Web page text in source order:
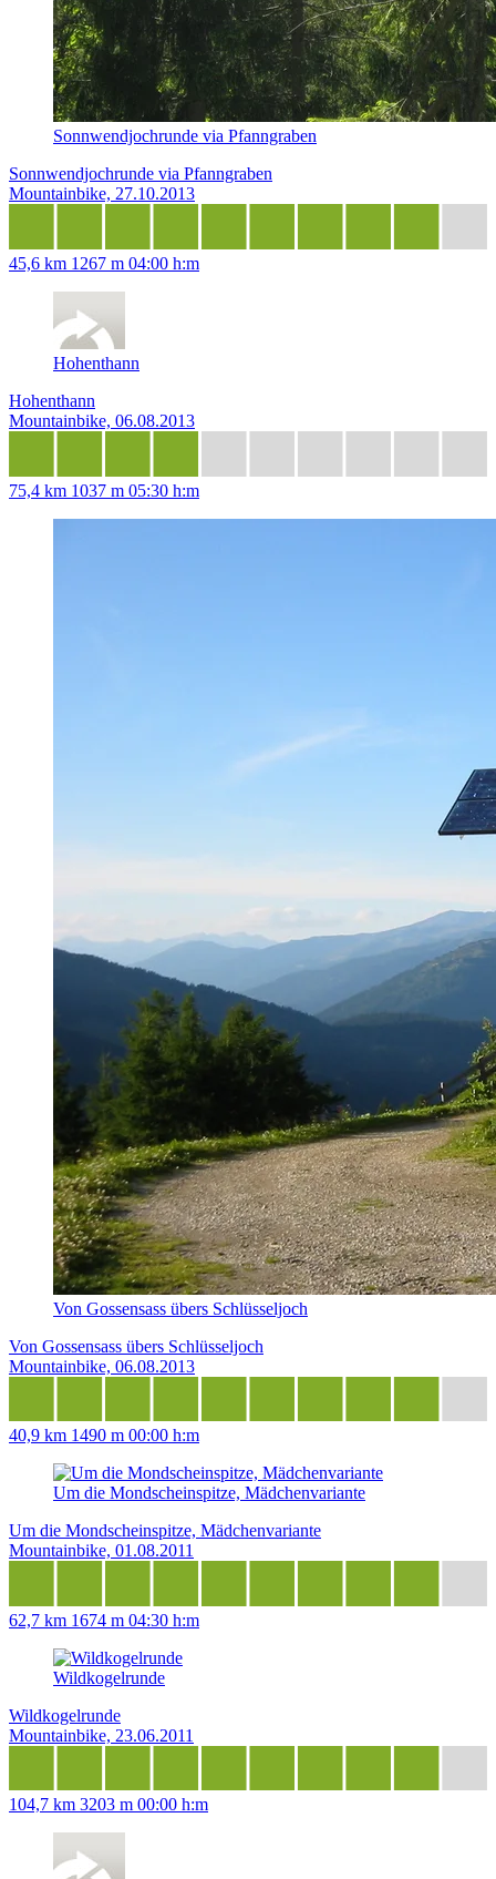
Sonnwendjochrunde via Pfanngraben
Sonnwendjochrunde via Pfanngraben
Mountainbike, 27.10.2013
45,6 km 1267 m 04:00 h:m
Hohenthann
Hohenthann
Mountainbike, 06.08.2013
75,4 km 1037 m 05:30 h:m
Von Gossensass übers Schlüsseljoch
Von Gossensass übers Schlüsseljoch
Mountainbike, 06.08.2013
40,9 km 1490 m 00:00 h:m
Um die Mondscheinspitze, Mädchenvariante
Um die Mondscheinspitze, Mädchenvariante
Mountainbike, 01.08.2011
62,7 km 1674 m 04:30 h:m
Wildkogelrunde
Wildkogelrunde
Mountainbike, 23.06.2011
104,7 km 3203 m 00:00 h:m